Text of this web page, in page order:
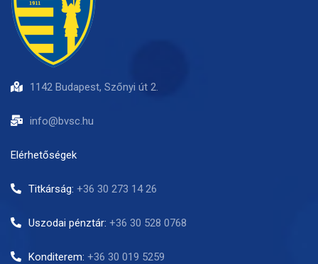
1142 Budapest, Szőnyi út 2.
info@bvsc.hu
Elérhetőségek
Titkárság: +36 30 273 14 26
Uszodai pénztár: +36 30 528 0768
Konditerem: +36 30 019 5259